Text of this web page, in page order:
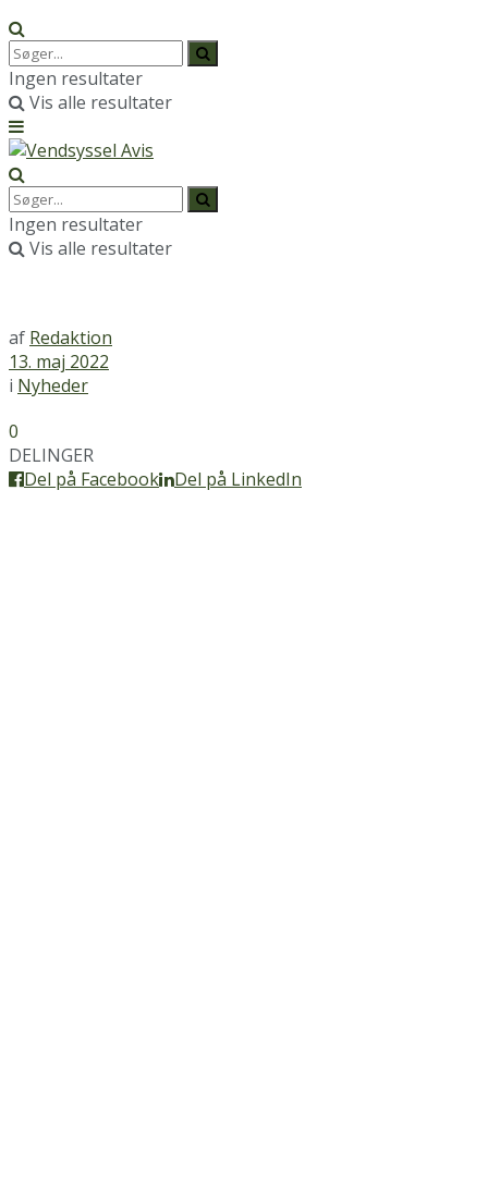
Ingen resultater
Vis alle resultater
Ingen resultater
Vis alle resultater
af Redaktion
13. maj 2022
i Nyheder
0
DELINGER
Del på Facebook
Del på LinkedIn